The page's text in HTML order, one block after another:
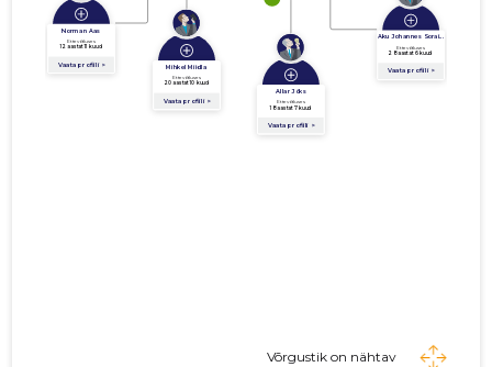
Võrgustik on nähtav